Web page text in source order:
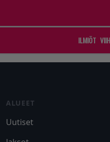
ILMIÖT
ALUEET
Uutiset